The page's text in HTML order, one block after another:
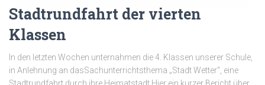
Stadtrundfahrt der vierten
Klassen
In den letzten Wochen unternahmen die 4. Klassen unserer Schule,
in Anlehnung an dasSachunterrichtsthema „Stadt Wetter“, eine